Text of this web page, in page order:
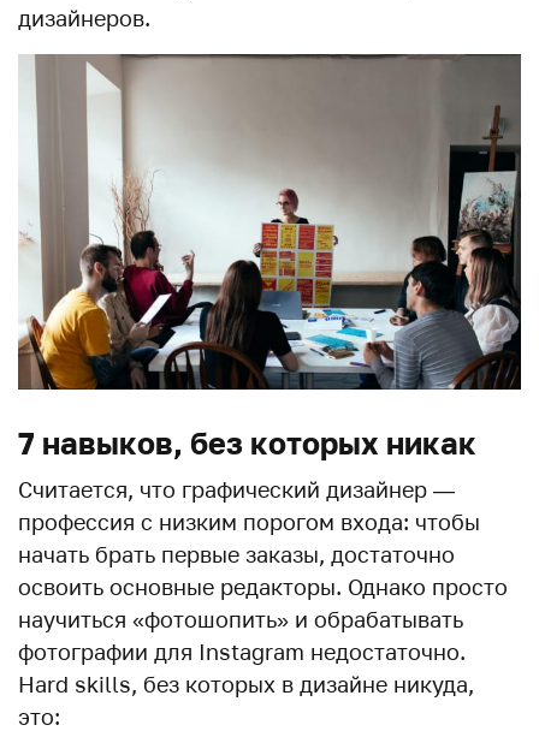
дизайнеров.
7 навыков, без которых никак
Считается, что графический дизайнер —
профессия с низким порогом входа: чтобы
начать брать первые заказы, достаточно
освоить основные редакторы. Однако просто
научиться «фотошопить» и обрабатывать
фотографии для Instagram недостаточно.
Hard skills, без которых в дизайне никуда,
это: